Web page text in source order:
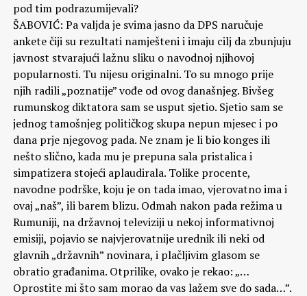
pod tim podrazumijevali?
ŠABOVIĆ: Pa valjda je svima jasno da DPS naručuje
ankete čiji su rezultati namješteni i imaju cilj da zbunjuju
javnost stvarajući lažnu sliku o navodnoj njihovoj
popularnosti. Tu nijesu originalni. To su mnogo prije
njih radili „poznatije” vođe od ovog današnjeg.Bivšeg
rumunskog diktatora sam se usput sjetio. Sjetio sam se
jednog tamošnjeg političkog skupa nepun mjesec i po
dana prje njegovog pada. Ne znam je li bio konges ili
nešto slično, kada mu je prepuna sala pristalica i
simpatizera stojeći aplaudirala. Tolike procente,
navodne podrške, koju je on tada imao, vjerovatno ima i
ovaj „naš”, ili barem blizu. Odmah nakon pada režima u
Rumuniji, na državnoj televiziji u nekoj informativnoj
emisiji, pojavio se najvjerovatnije urednik ili neki od
glavnih „državnih” novinara, i plačljivim glasom se
obratio građanima. Otprilike, ovako je rekao: „…
Oprostite mi što sam morao da vas lažem sve do sada…”.